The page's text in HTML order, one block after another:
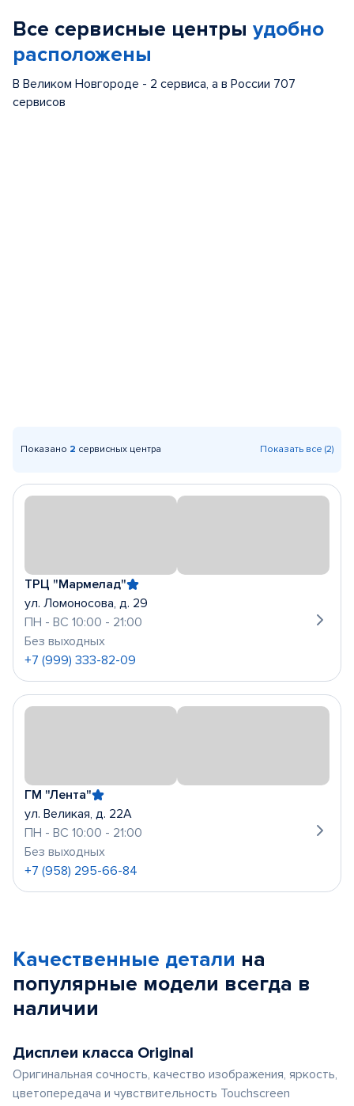
Все сервисные центры удобно
расположены
В Великом Новгороде - 2 сервиса, а в России 707
сервисов
Показано 2 сервисных центра Показать все (2)
ТРЦ "Мармелад"
ул. Ломоносова, д. 29
ПН - ВС 10:00 - 21:00
Без выходных
+7 (999) 333-82-09
ГМ "Лента"
ул. Великая, д. 22А
ПН - ВС 10:00 - 21:00
Без выходных
+7 (958) 295-66-84
Качественные детали на
популярные модели всегда в
наличии
Дисплеи класса Original
Оригинальная сочность, качество изображения, яркость,
цветопередача и чувствительность Touchscreen